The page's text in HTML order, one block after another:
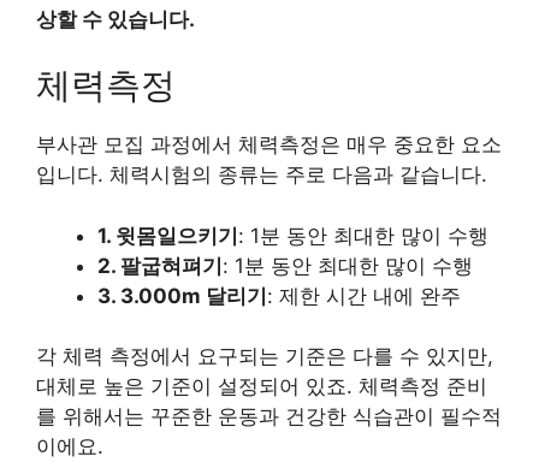
상할 수 있습니다.
체력측정
부사관 모집 과정에서 체력측정은 매우 중요한 요소
입니다. 체력시험의 종류는 주로 다음과 같습니다.
1. 윗몸일으키기: 1분 동안 최대한 많이 수행
2. 팔굽혀펴기: 1분 동안 최대한 많이 수행
3. 3.000m 달리기: 제한 시간 내에 완주
각 체력 측정에서 요구되는 기준은 다를 수 있지만,
대체로 높은 기준이 설정되어 있죠. 체력측정 준비
를 위해서는 꾸준한 운동과 건강한 식습관이 필수적
이에요.